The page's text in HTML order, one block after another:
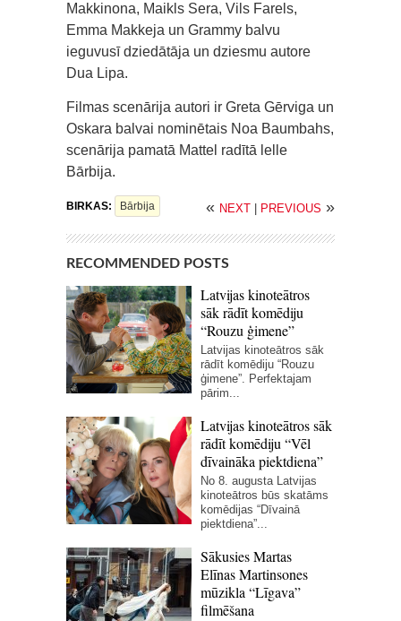
Makkinona, Maikls Sera, Vils Farels,
Emma Makkeja un Grammy balvu
ieguvusī dziedātāja un dziesmu autore
Dua Lipa.
Filmas scenārija autori ir Greta Gērviga un
Oskara balvai nominētais Noa Baumbahs,
scenārija pamatā Mattel radītā lelle
Bārbija.
BIRKAS: Bārbija « NEXT PREVIOUS »
RECOMMENDED POSTS
Latvijas kinoteātros
sāk rādīt komēdiju
“Rouzu ģimene”
Latvijas kinoteātros sāk
rādīt komēdiju “Rouzu
ģimene”. Perfektajam
pārim...
Latvijas kinoteātros sāk
rādīt komēdiju “Vēl
dīvaināka piektdiena”
No 8. augusta Latvijas
kinoteātros būs skatāms
komēdijas “Dīvainā
piektdiena”...
Sākusies Martas
Elīnas Martinsones
mūzikla “Līgava”
filmēšana